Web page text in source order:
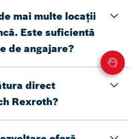
mai multe locații
Este suficientă
de angajare?
direct
Rexroth?